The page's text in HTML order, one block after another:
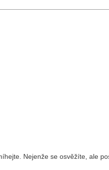
Nejenže se osvěžíte, ale